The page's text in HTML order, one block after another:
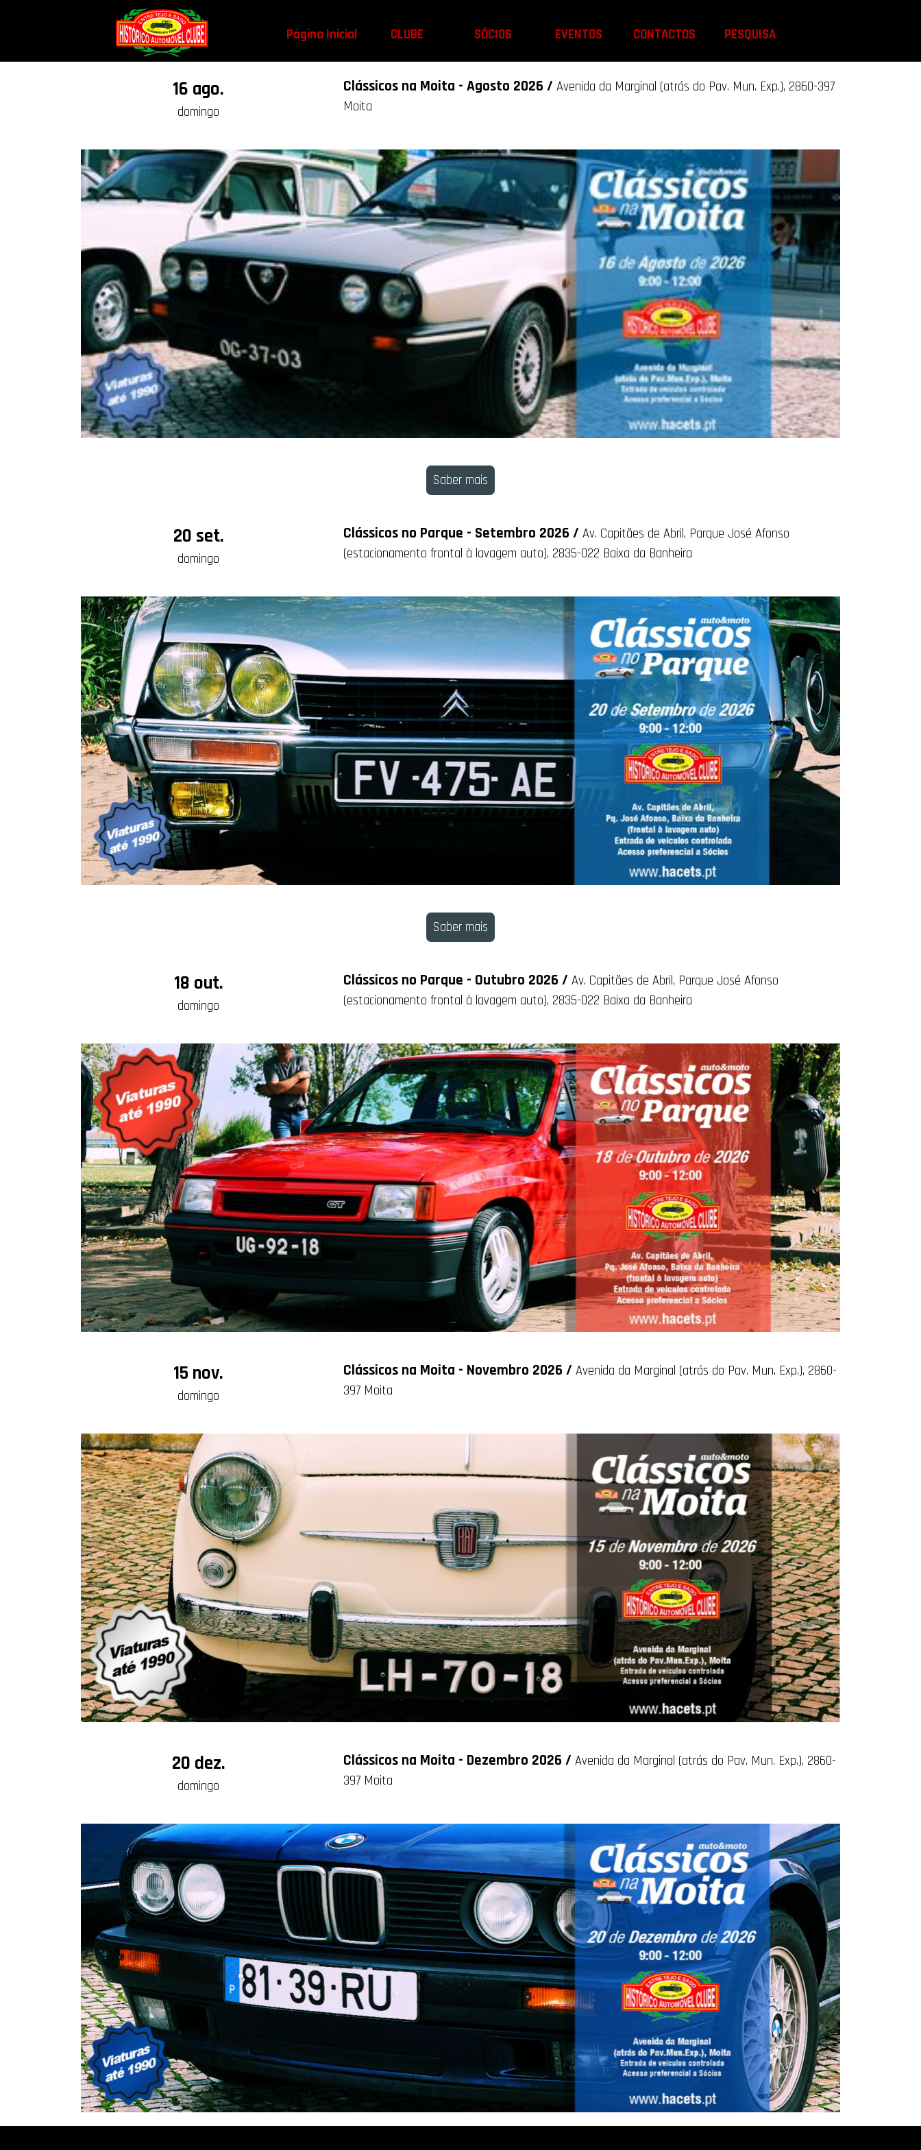
Página Inicial CLUBE SÓCIOS EVENTOS CONTACTOS PESQUISA
16 ago.
domingo
Clássicos na Moita - Agosto 2026 / Avenida da Marginal (atrás do Pav. Mun. Exp.), 2860-397
Moita
Saber mais
20 set.
domingo
Clássicos no Parque - Setembro 2026 / Av. Capitães de Abril, Parque José Afonso
(estacionamento frontal à lavagem auto), 2835-022 Baixa da Banheira
Saber mais
18 out.
domingo
Clássicos no Parque - Outubro 2026 / Av. Capitães de Abril, Parque José Afonso
(estacionamento frontal à lavagem auto), 2835-022 Baixa da Banheira
15 nov.
domingo
Clássicos na Moita - Novembro 2026 / Avenida da Marginal (atrás do Pav. Mun. Exp.), 2860-
397 Moita
20 dez.
domingo
Clássicos na Moita - Dezembro 2026 / Avenida da Marginal (atrás do Pav. Mun. Exp.), 2860-
397 Moita